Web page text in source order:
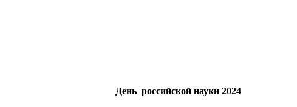
День российской науки 2024